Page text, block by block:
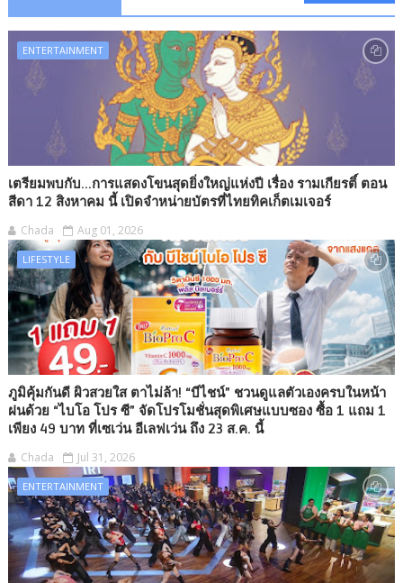
ENTERTAINMENT
เตรียมพบกับ...การแสดงโขนสุดยิ่งใหญ่แห่งปี เรื่อง รามเกียรติ์ ตอน
สีดา 12 สิงหาคม นี้ เปิดจำหน่ายบัตรที่ไทยทิคเก็ตเมเจอร์
Chada Aug 01, 2026
LIFESTYLE
ภูมิคุ้มกันดี ผิวสวยใส ตาไม่ล้า! “บีไชน์” ชวนดูแลตัวเองครบในหน้า
ฝนด้วย “ไบโอ โปร ซี” จัดโปรโมชั่นสุดพิเศษแบบซอง ซื้อ 1 แถม 1
เพียง 49 บาท ที่เซเว่น อีเลฟเว่น ถึง 23 ส.ค. นี้
Chada Jul 31, 2026
ENTERTAINMENT